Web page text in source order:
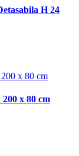
H 24
x 80 cm